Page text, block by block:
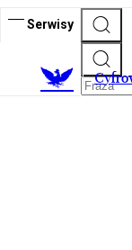
Serwisy
C